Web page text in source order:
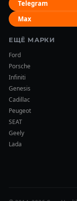
Telegram
Max
ЕЩЁ МАРКИ
Ford
Porsche
Infiniti
Genesis
Cadillac
Peugeot
SEAT
Geely
Lada